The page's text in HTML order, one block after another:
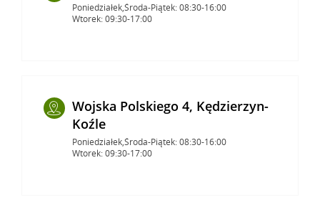
Poniedziałek,Środa-Piątek: 08:30-16:00
Wtorek: 09:30-17:00
Wojska Polskiego 4, Kędzierzyn-
Koźle
Poniedziałek,Środa-Piątek: 08:30-16:00
Wtorek: 09:30-17:00